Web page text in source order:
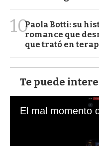
10Paola Botti: su
romance que
que trató en
Te puede